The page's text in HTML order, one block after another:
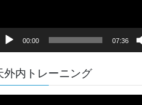
00:00 07:36
外内トレーニング